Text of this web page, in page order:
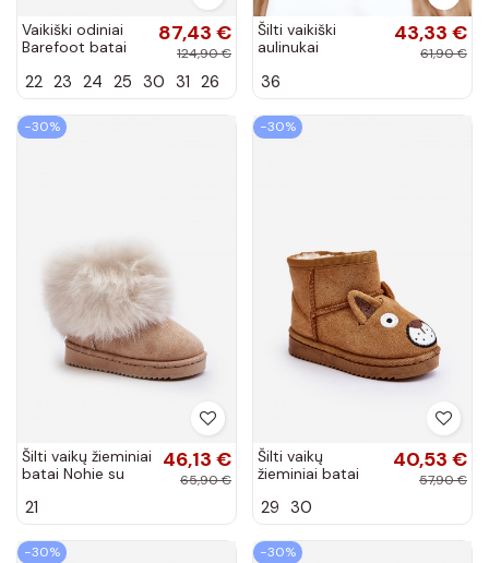
Vaikiški odiniai
Barefoot batai
rožinės spalvos
87,43 €
124,90 €
22 23 24 25 30 31 26
Šilti vaikiški
aulinukai
spalvos Dexter
43,33 €
61,90 €
36
−30%
Šilti vaikų žieminiai
batai Nohie su
spalvos
46,13 €
65,90 €
21
−30%
Šilti vaikų
žieminiai batai
spalvos
40,53 €
57,90 €
29 30
−30% −30%